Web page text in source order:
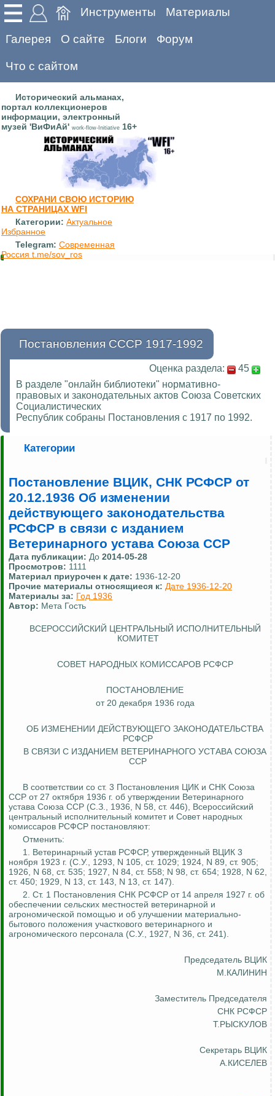
Инструменты Материалы
Галерея О сайте Блоги Форум
Что с сайтом
Исторический альманах,
портал коллекционеров
информации, электронный
музей 'ВиФиАй' work-flow-Initiative 16+
СОХРАНИ СВОЮ ИСТОРИЮ
НА СТРАНИЦАХ WFI
Категории: Актуальное
Избранное
Telegram: Современная
Россия t.me/sov_ros
Постановления СССР 1917-1992
Оценка раздела:
45
В разделе "онлайн библиотеки" нормативно-
правовых и законодательных актов Союза Советских
Социалистических
Республик собраны Постановления с 1917 по 1992.
Категории
Постановление ВЦИК, СНК РСФСР от
20.12.1936 Об изменении
действующего законодательства
РСФСР в связи с изданием
Ветеринарного устава Союза ССР
Дата публикации: До 2014-05-28
Просмотров: 1111
Материал приурочен к дате: 1936-12-20
Прочие материалы относящиеся к: Дате 1936-12-20
Материалы за: Год 1936
Автор: Мета Гость
ВСЕРОССИЙСКИЙ ЦЕНТРАЛЬНЫЙ ИСПОЛНИТЕЛЬНЫЙ
КОМИТЕТ
СОВЕТ НАРОДНЫХ КОМИССАРОВ РСФСР
ПОСТАНОВЛЕНИЕ
от 20 декабря 1936 года
ОБ ИЗМЕНЕНИИ ДЕЙСТВУЮЩЕГО ЗАКОНОДАТЕЛЬСТВА
РСФСР
В СВЯЗИ С ИЗДАНИЕМ ВЕТЕРИНАРНОГО УСТАВА СОЮЗА
ССР
В соответствии со ст. 3 Постановления ЦИК и СНК Союза
ССР от 27 октября 1936 г. об утверждении Ветеринарного
устава Союза ССР (С.З., 1936, N 58, ст. 446), Всероссийский
центральный исполнительный комитет и Совет народных
комиссаров РСФСР постановляют:
Отменить:
1. Ветеринарный устав РСФСР, утвержденный ВЦИК 3
ноября 1923 г. (С.У., 1293, N 105, ст. 1029; 1924, N 89, ст. 905;
1926, N 68, ст. 535; 1927, N 84, ст. 558; N 98, ст. 654; 1928, N 62,
ст. 450; 1929, N 13, ст. 143, N 13, ст. 147).
2. Ст. 1 Постановления СНК РСФСР от 14 апреля 1927 г. об
обеспечении сельских местностей ветеринарной и
агрономической помощью и об улучшении материально-
бытового положения участкового ветеринарного и
агрономического персонала (С.У., 1927, N 36, ст. 241).
Председатель ВЦИК
М.КАЛИНИН
Заместитель Председателя
СНК РСФСР
Т.РЫСКУЛОВ
Секретарь ВЦИК
А.КИСЕЛЕВ